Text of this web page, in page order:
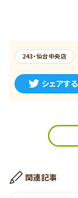
243・仙台中央店
シェアする
関連記事